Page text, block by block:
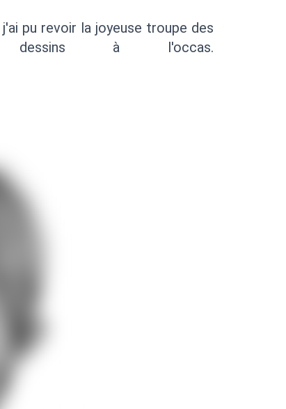
pu revoir la joyeuse troupe des
à l'occas.